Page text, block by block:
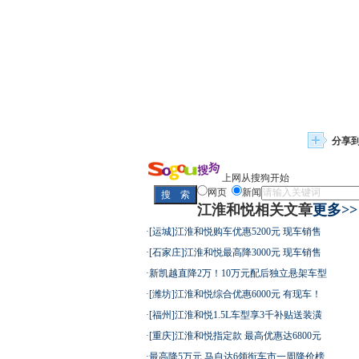
分享
上网从搜狗开始
网页
新闻
江淮和悦相关文章更多>>
·[运城]江淮和悦购车优惠5200元 现车销售
·[石家庄]江淮和悦最高降3000元 现车销售
·新凯越直降2万！10万元配后独立悬架车型
·[潍坊]江淮和悦综合优惠6000元 有现车！
·[福州]江淮和悦1.5L车型享3千补贴送装潢
·[重庆]江淮和悦指定款 最高优惠达6800元
·最高降5万元 马自达6领衔车市一周降价榜